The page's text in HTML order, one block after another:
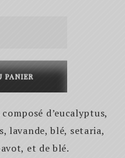
49.00€
PANIER
d’eucalyptus,
lavande, blé, setaria,
et de blé.